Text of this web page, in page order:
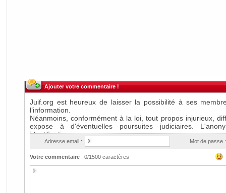
Ajouter votre commentaire !
Adresse email : Mot de passe :
Votre commentaire: 0/1500 caractères